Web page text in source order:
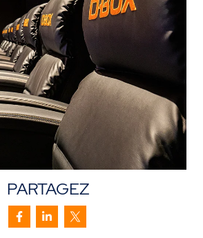
PARTAGEZ